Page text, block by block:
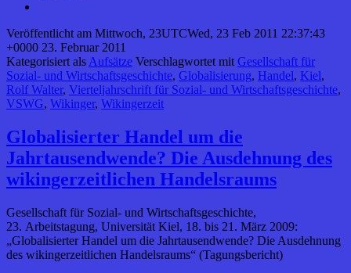
Veröffentlicht am Mittwoch, 23UTCWed, 23 Feb 2011 22:37:43
+0000 23. Februar 2011
Kategorisiert als Aufsätze Verschlagwortet mit Gesellschaft für
Sozial- und Wirtschaftsgeschichte, Globalisierung, Handel, Kiel,
Rolf Walter, Vierteljahrschrift für Sozial- und Wirtschaftsgeschichte,
VSWG, Wikinger, Wikingerzeit
Globalisierter Handel um die
Jahrtausendwende? Die Ausdehnung des
wikingerzeitlichen Handelsraums
Gesellschaft für Sozial- und Wirtschaftsgeschichte,
23. Arbeitstagung, Universität Kiel, 18. bis 21. März 2009:
„Globalisierter Handel um die Jahrtausendwende? Die Ausdehnung
des wikingerzeitlichen Handelsraums“ (Tagungsbericht)